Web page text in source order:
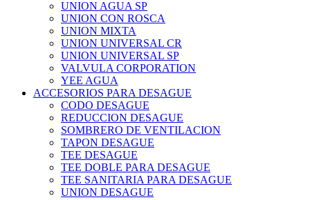
UNION AGUA SP
UNION CON ROSCA
UNION MIXTA
UNION UNIVERSAL CR
UNION UNIVERSAL SP
VALVULA CORPORATION
YEE AGUA
ACCESORIOS PARA DESAGUE
CODO DESAGUE
REDUCCION DESAGUE
SOMBRERO DE VENTILACION
TAPON DESAGUE
TEE DESAGUE
TEE DOBLE PARA DESAGUE
TEE SANITARIA PARA DESAGUE
UNION DESAGUE